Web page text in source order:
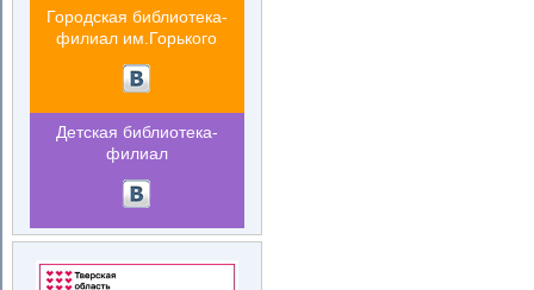
Городская библиотека-
филиал им.Горького
Детская библиотека-
филиал